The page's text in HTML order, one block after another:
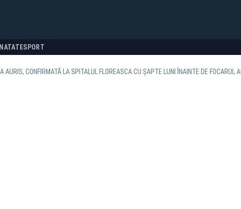
SPORT
AURIS, CONFIRMATĂ LA SPITALUL FLOREASCA CU ȘAPTE LUNI ÎNAINTE DE FOCARUL